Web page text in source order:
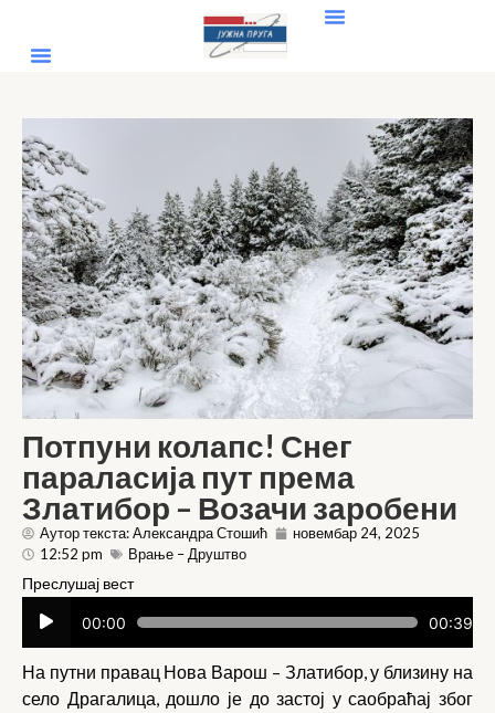
Потпуни колапс! Снег
параласија пут према
Златибор – Возачи заробени
Аутор текста: Александра Стошић
новембар 24, 2025
12:52 pm
Врање – Друштво
Преслушај вест
Прегледач
звучних
записа
00:00 00:39
На путни правац Нова Варош – Златибор, у близину на
село Драгалица, дошло је до застој у саобраћај због